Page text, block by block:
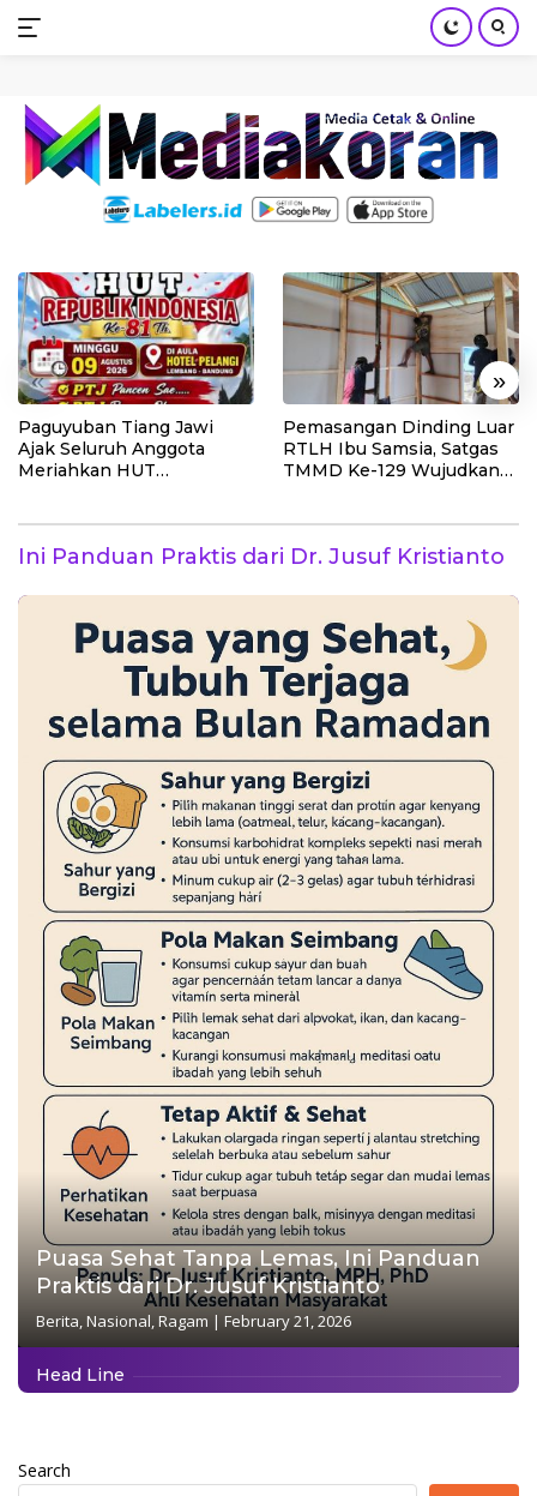
Skip
content
« »
Paguyuban Tiang Jawi
Ajak Seluruh Anggota
Meriahkan HUT
Pemasangan Dinding Luar
RTLH Ibu Samsia, Satgas
TMMD Ke-129 Wujudkan
Ini Panduan Praktis dari Dr. Jusuf Kristianto
Puasa Sehat Tanpa Lemas, Ini Panduan
Praktis dari Dr. Jusuf Kristianto
Berita,Nasional,Ragam | February 21, 2026
Head Line
Search